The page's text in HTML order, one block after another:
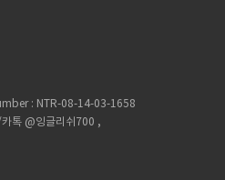
: NTR-08-14-03-1658
톡 @잉글리쉬700 ,